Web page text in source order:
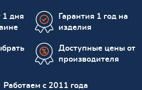
1 дня
Гарантия 1 год на
изделия
Доступные цены от
производителя
Работаем с 2011 года